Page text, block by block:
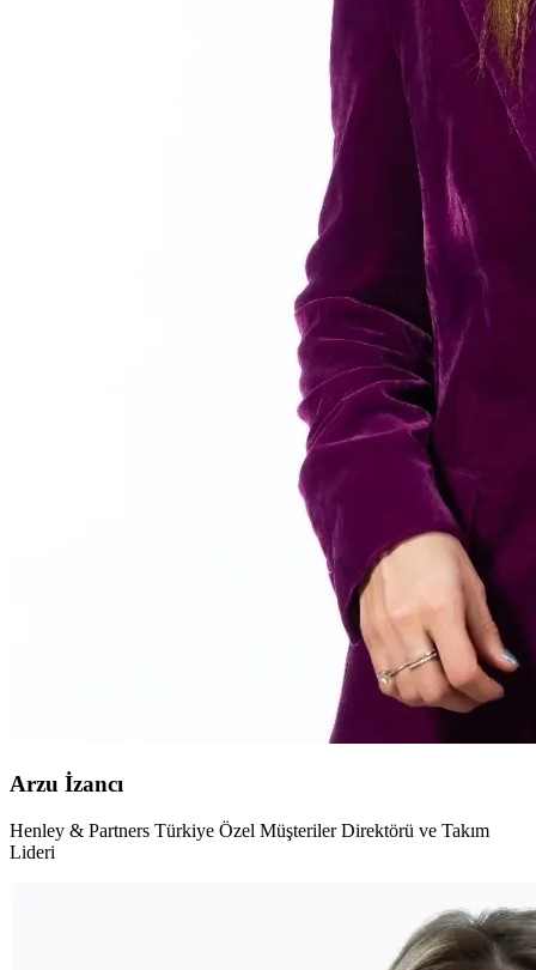
Arzu İzancı
Henley & Partners Türkiye Özel Müşteriler Direktörü ve Takım
Lideri